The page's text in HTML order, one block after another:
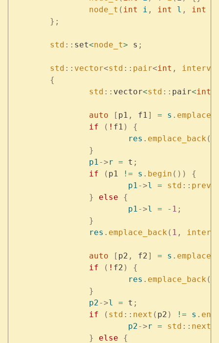
		node_t
( int i , int l , int
	};
	std
:: set<node_t> s ;
	std
:: vector<std :: pair<int ,
	{
		std
:: vector<std :: pair<int
		auto
[ p1 , f1] = s . emplace
		if
( ! f1 )
{
			res
. emplace_back (
		}
		p1
->r = t ;
		if
( p1 != s . begin ())
{
			p1
->l = std :: prev
		}
else {
			p1
->l = - 1 ;
		}
		res
. emplace_back ( 1 ,
		auto
[ p2 , f2] = s . emplace
		if
( ! f2 )
{
			res
. emplace_back (
		}
		p2
->l = t ;
		if
( std :: next ( p2 ) != s . end
			p2
->r = std :: next
		}
else {